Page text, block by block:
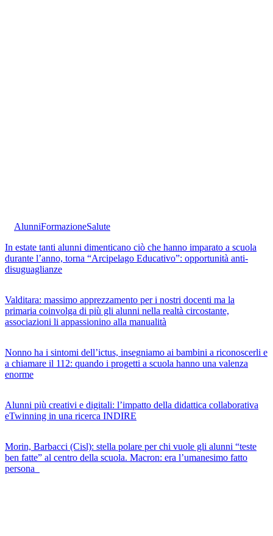
AlunniFormazioneSalute
In estate tanti alunni dimenticano ciò che hanno imparato a scuola
durante l’anno, torna “Arcipelago Educativo”: opportunità anti-
disuguaglianze
Valditara: massimo apprezzamento per i nostri docenti ma la
primaria coinvolga di più gli alunni nella realtà circostante,
associazioni li appassionino alla manualità
Nonno ha i sintomi dell’ictus, insegniamo ai bambini a riconoscerli e
a chiamare il 112: quando i progetti a scuola hanno una valenza
enorme
Alunni più creativi e digitali: l’impatto della didattica collaborativa
eTwinning in una ricerca INDIRE
Morin, Barbacci (Cisl): stella polare per chi vuole gli alunni “teste
ben fatte” al centro della scuola. Macron: era l’umanesimo fatto
persona